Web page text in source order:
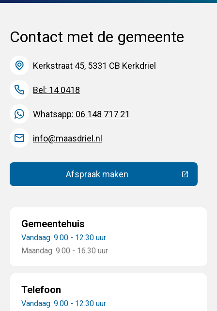
Contact met de gemeente
Kerkstraat 45, 5331 CB Kerkdriel
Bel: 14 0418
Whatsapp: 06 148 717 21
info@maasdriel.nl
Afspraak maken(Deze link gaat naar een
Gemeentehuis
Vandaag: 9.00 - 12.30 uur
Maandag: 9.00 - 16.30 uur
Telefoon
Vandaag: 9.00 - 12.30 uur